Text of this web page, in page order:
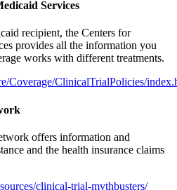
Services
recipient, the Centers for
provides all the information you
works with different treatments.
Coverage/ClinicalTrialPolicies/
offers information and
and the health insurance claims
clinical-trial-mythbusters/